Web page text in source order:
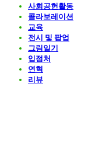
사회공헌활동
콜라보레이션
교육
전시 및 팝업
그림일기
입점처
연혁
리뷰